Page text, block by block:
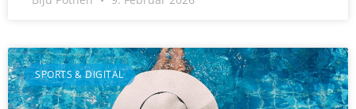
SPORTS & DIGITAL